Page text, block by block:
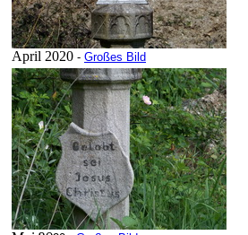
April 2020 - Großes Bild